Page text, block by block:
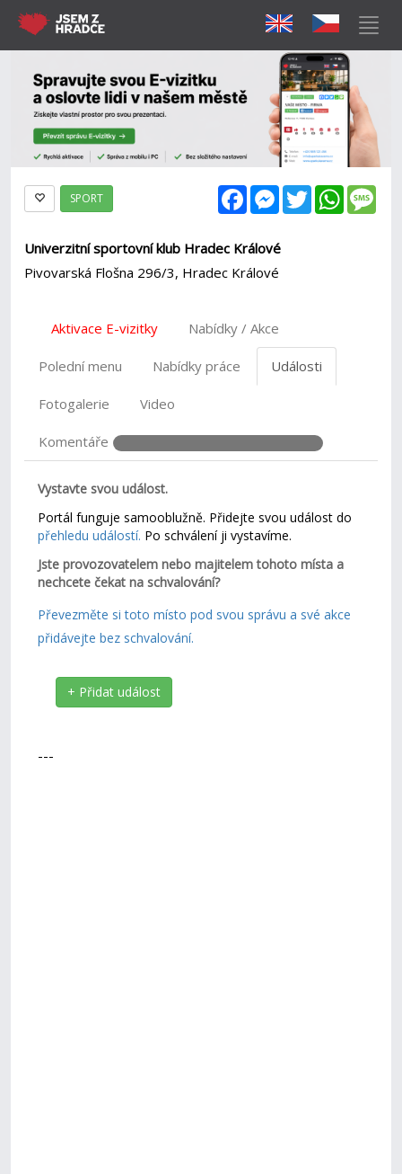
FacebookMessenger
Twitter
SPORT
Univerzitní sportovní klub Hradec Králové
Pivovarská Flošna 296/3, Hradec Králové
Aktivace E-vizitky Nabídky / Akce
Polední menu Nabídky práce Události
Fotogalerie Video
Komentáře
Vystavte svou událost.
Portál funguje samooblužně. Přidejte svou událost do
přehledu událostí. Po schválení ji vystavíme.
Jste provozovatelem nebo majitelem tohoto místa a
nechcete čekat na schvalování?
Převezměte si toto místo pod svou správu a své akce
přidávejte bez schvalování.
+ Přidat událost
---